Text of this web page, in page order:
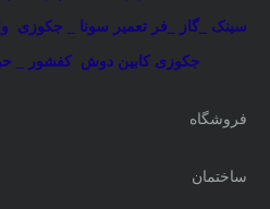
سینک _گاز _فر تعمیر سونا _ جکوزی
جکوزی کابین دوش کفشور _
فروشگاه
ساختمان